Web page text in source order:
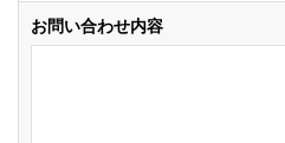
お問い合わせ内容